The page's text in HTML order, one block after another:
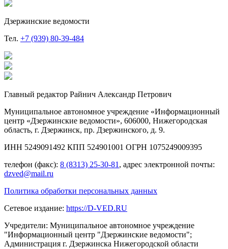
Дзержинские ведомости
Тел. +7 (939) 80-39-484
Главный редактор Райнич Александр Петрович
Муниципальное автономное учреждение «Информационный
центр «Дзержинские ведомости», 606000, Нижегородская
область, г. Дзержинск, пр. Дзержинского, д. 9.
ИНН 5249091492 КПП 524901001 ОГРН 1075249009395
телефон (факс): 8 (8313) 25-30-81 , адрес электронной почты:
dzved@mail.ru
Политика обработки персональных данных
Сетевое издание: https://D-VED.RU
Учредители: Муниципальное автономное учреждение
"Информационный центр "Дзержинские ведомости";
Администрация г. Дзержинска Нижегородской области